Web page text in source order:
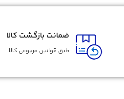
ضمانت بازگشت کالا
طبق قوانین مرجوعی کالا